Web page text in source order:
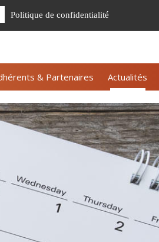
& Partenaires Actualités
Espace adhérents
Politique de confidentialité